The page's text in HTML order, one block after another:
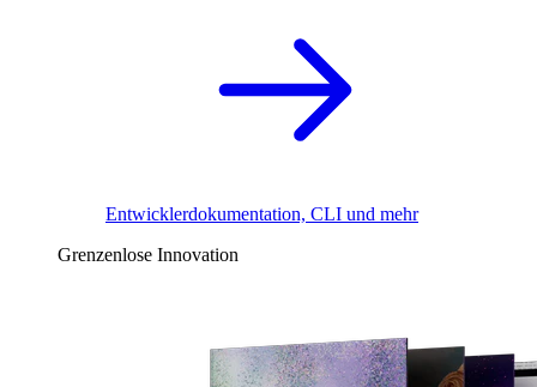
Entwicklerdokumentation, CLI und mehr
Grenzenlose Innovation